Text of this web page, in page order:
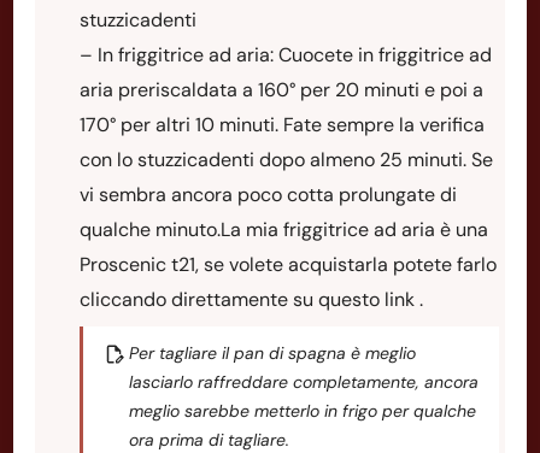
stuzzicadenti
– In friggitrice ad aria: Cuocete in friggitrice ad
aria preriscaldata a 160° per 20 minuti e poi a
170° per altri 10 minuti. Fate sempre la verifica
con lo stuzzicadenti dopo almeno 25 minuti. Se
vi sembra ancora poco cotta prolungate di
qualche minuto.La mia friggitrice ad aria è una
Proscenic t21, se volete acquistarla potete farlo
cliccando direttamente su questo link .
Per tagliare il pan di spagna è meglio
lasciarlo raffreddare completamente, ancora
meglio sarebbe metterlo in frigo per qualche
ora prima di tagliare.